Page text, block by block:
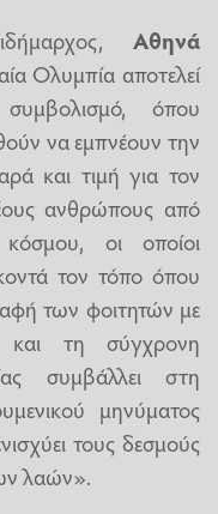
Αθηνά
Ολυμπία αποτελεί
όπου
να εμπνέουν την
και τιμή για τον
ανθρώπους από
οι οποίοι
τον τόπο όπου
των φοιτητών με
και τη σύγχρονη
συμβάλλει στη
μηνύματος
τους δεσμούς
λαών».